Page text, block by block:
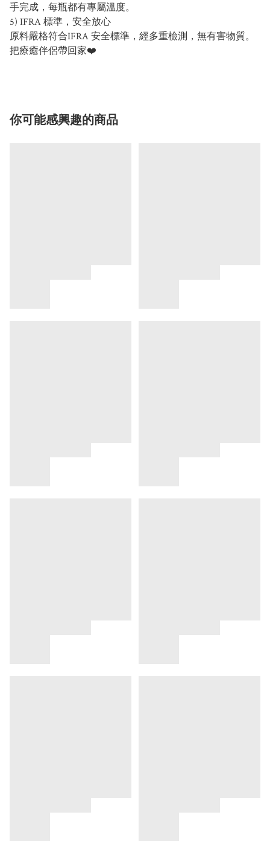
手完成，每瓶都有專屬溫度。
5) IFRA 標準，安全放心
原料嚴格符合IFRA 安全標準，經多重檢測，無有害物質。
把療癒伴侶帶回家❤️
你可能感興趣的商品